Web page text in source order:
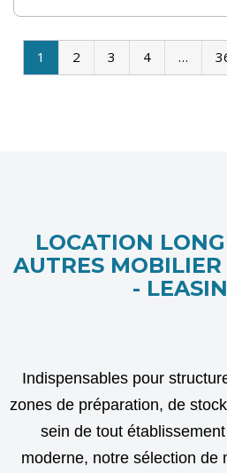
1 2 3 4 …
LOCATION
AUTRES
-
Indispensables pour
zones de préparation, de
sein de tout
moderne, notre sélection de